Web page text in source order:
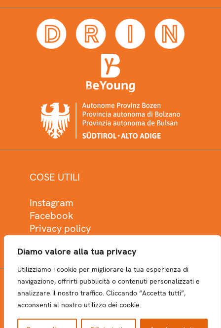
Diamo valore alla tua privacy
Utilizziamo i cookie per migliorare la tua esperienza di
navigazione, offrirti pubblicità o contenuti personalizzati e
analizzare il nostro traffico. Cliccando “Accetta tutti”,
acconsenti al nostro utilizzo dei cookie.
COSE UTILI
Instagram
Facebook
Privacy policy
NEWSLETTER